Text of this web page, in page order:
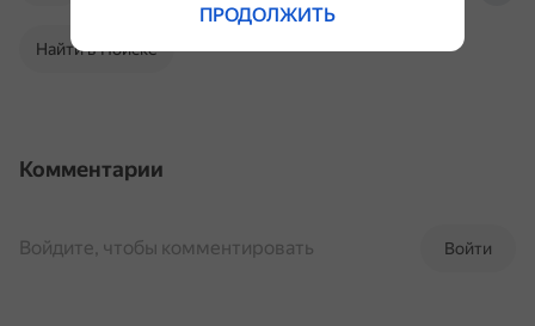
Найти в Поиске
Комментарии
Войти
Войдите, чтобы комментировать
ПРОДОЛЖИТЬ